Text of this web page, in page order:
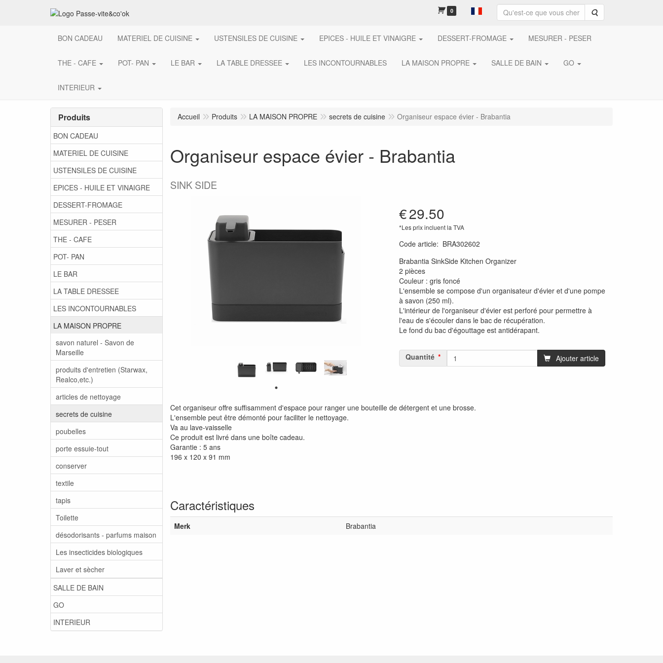
0 Rechercher
BON CADEAU MATERIEL DE CUISINE USTENSILES DE CUISINE EPICES - HUILE ET VINAIGRE DESSERT-FROMAGE MESURER - PESER
THE - CAFE POT- PAN LE BAR LA TABLE DRESSEE LES INCONTOURNABLES LA MAISON PROPRE SALLE DE BAIN GO
INTERIEUR
Produits
BON CADEAU
MATERIEL DE CUISINE
USTENSILES DE CUISINE
EPICES - HUILE ET VINAIGRE
DESSERT-FROMAGE
MESURER - PESER
THE - CAFE
POT- PAN
LE BAR
LA TABLE DRESSEE
LES INCONTOURNABLES
LA MAISON PROPRE
savon naturel - Savon de
Marseille
produits d'entretien (Starwax,
Realco,etc.)
articles de nettoyage
secrets de cuisine
poubelles
porte essuie-tout
conserver
textile
tapis
Toilette
désodorisants - parfums maison
Les insecticides biologiques
Laver et sècher
SALLE DE BAIN
GO
INTERIEUR
Accueil Produits LA MAISON PROPRE secrets de cuisine Organiseur espace évier - Brabantia
Organiseur espace évier - Brabantia
SINK SIDE
€29.50
*Les prix incluent la TVA
Code article: BRA302602
Brabantia SinkSide Kitchen Organizer
2 pièces
Couleur : gris foncé
L'ensemble se compose d'un organisateur d'évier et d'une pompe
à savon (250 ml).
L'intérieur de l'organiseur d'évier est perforé pour permettre à
l'eau de s'écouler dans le bac de récupération.
Le fond du bac d'égouttage est antidérapant.
Quantité Ajouter article
Cet organiseur offre suffisamment d'espace pour ranger une bouteille de détergent et une brosse.
L'ensemble peut être démonté pour faciliter le nettoyage.
Va au lave-vaisselle
Ce produit est livré dans une boîte cadeau.
Garantie : 5 ans
196 x 120 x 91 mm
Caractéristiques
Merk Brabantia